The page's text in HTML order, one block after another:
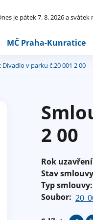
je pátek 7. 8. 2026 a svátek
MČ Praha-Kunratice
v parku č.20 001 2 00
2 00
Rok
Stav
Typ smlouvy:
Soubor: